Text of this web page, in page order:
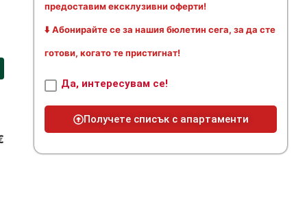
предоставим ексклузивни оферти!
⬇️ Абонирайте се за нашия бюлетин сега, за да сте
готови, когато те пристигнат!
Да, интересувам се!
Получете списък с апартаменти